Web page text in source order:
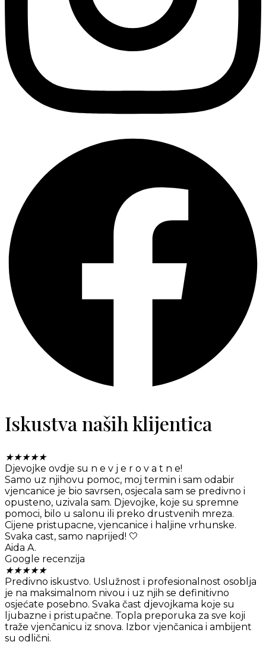
Iskustva naših klijentica
★★★★★
Djevojke ovdje su n e v j e r o v a t n e!
Samo uz njihovu pomoc, moj termin i sam odabir
vjencanice je bio savrsen, osjecala sam se predivno i
opusteno, uzivala sam. Djevojke, koje su spremne
pomoci, bilo u salonu ili preko drustvenih mreza.
Cijene pristupacne, vjencanice i haljine vrhunske.
Svaka cast, samo naprijed! 🤍
Aida A.
Google recenzija
★★★★★
Predivno iskustvo. Uslužnost i profesionalnost osoblja
je na maksimalnom nivou i uz njih se definitivno
osjećate posebno. Svaka čast djevojkama koje su
ljubazne i pristupačne. Topla preporuka za sve koji
traže vjenčanicu iz snova. Izbor vjenčanica i ambijent
su odlični.